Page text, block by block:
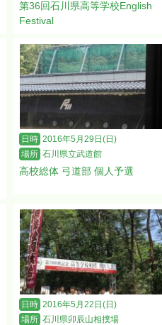
第36回石川県高等学校English
Festival
日時 2016年5月29日(日)
場所 石川県立武道館
高校総体 弓道部 個人予選
日時 2016年5月22日(日)
場所 石川県卯辰山相撲場